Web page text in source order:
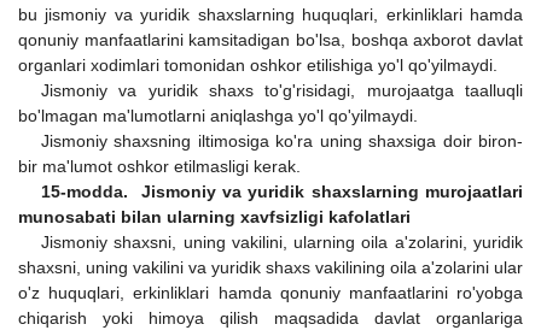
bu jismoniy va yuridik shaxslarning huquqlari, erkinliklari hamda
qonuniy manfaatlarini kamsitadigan bo'lsa, boshqa axborot davlat
organlari xodimlari tomonidan oshkor etilishiga yo'l qo'yilmaydi.
Jismoniy va yuridik shaxs to'g'risidagi, murojaatga taalluqli
bo'lmagan ma'lumotlarni aniqlashga yo'l qo'yilmaydi.
Jismoniy shaxsning iltimosiga ko'ra uning shaxsiga doir biron-
bir ma'lumot oshkor etilmasligi kerak.
15-modda. Jismoniy va yuridik shaxslarning murojaatlari
munosabati bilan ularning xavfsizligi kafolatlari
Jismoniy shaxsni, uning vakilini, ularning oila a'zolarini, yuridik
shaxsni, uning vakilini va yuridik shaxs vakilining oila a'zolarini ular
o'z huquqlari, erkinliklari hamda qonuniy manfaatlarini ro'yobga
chiqarish yoki himoya qilish maqsadida davlat organlariga